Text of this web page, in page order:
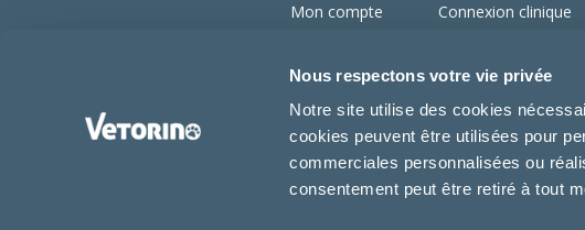
Nous respectons votre vie privée
Notre site utilise des cookies
cookies peuvent être utilisées pour
commerciales personnalisées ou
consentement peut être retiré à tout
Mon compte
Mes abonnements
Conseils vétos
FAQ
Connexion clinique
Abonnements
Devenir adhérent